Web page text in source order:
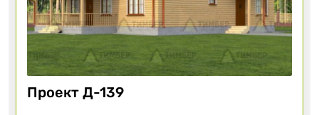
Проект Д-139